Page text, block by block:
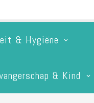
& Hygiëne
& Kind